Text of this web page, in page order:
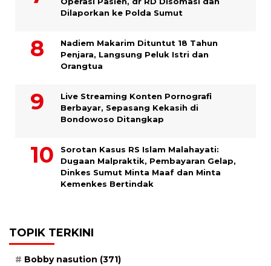
Dilaporkan ke Polda Sumut
​Nadiem Makarim Dituntut 18 Tahun
Penjara, Langsung Peluk Istri dan
Orangtua
Live Streaming Konten Pornografi
Berbayar, Sepasang Kekasih di
Bondowoso Ditangkap
Sorotan Kasus RS Islam Malahayati:
Dugaan Malpraktik, Pembayaran Gelap,
Dinkes Sumut Minta Maaf dan Minta
Kemenkes Bertindak
TOPIK TERKINI
Bobby nasution (371)